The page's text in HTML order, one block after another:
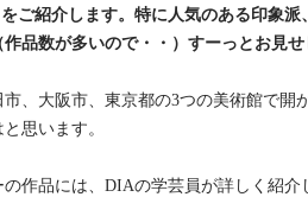
ご紹介します。特に人気のある印象
品数が多いので・・）すーっとお見せ
、大阪市、東京都の3つの美術館で開
思います。
作品には、DIAの学芸員が詳しく紹介